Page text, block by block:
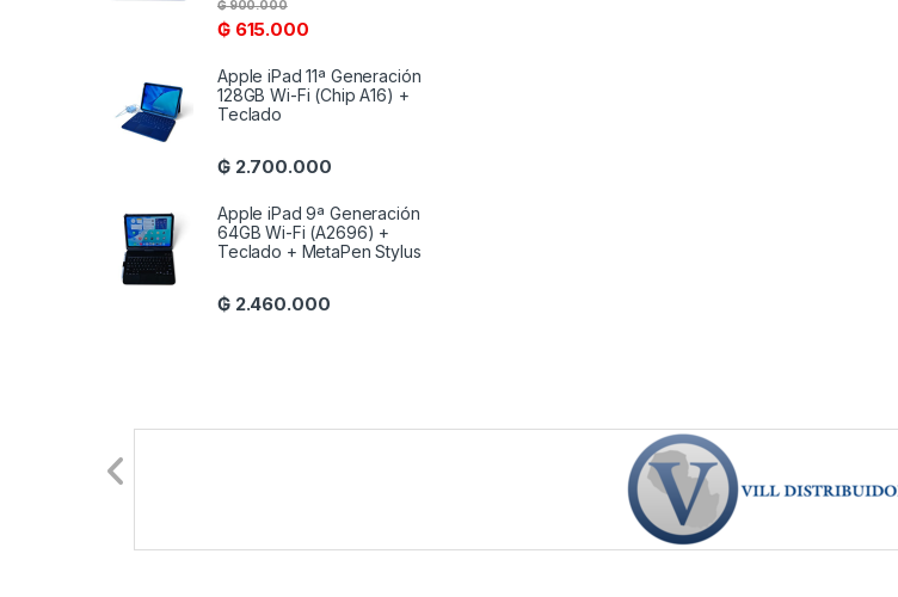
₲615.000
₲900.000
Apple iPad 11ª Generación
128GB Wi-Fi (Chip A16) +
Teclado
₲2.700.000
Apple iPad 9ª Generación
64GB Wi-Fi (A2696) +
Teclado + MetaPen Stylus
₲2.460.000